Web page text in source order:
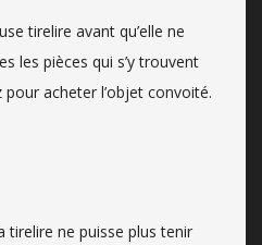
tirelire avant qu’elle ne
les pièces qui s’y trouvent
acheter l’objet convoité.
tirelire ne puisse plus tenir